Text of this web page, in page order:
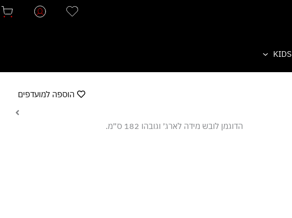
KIDS
הוספה למועדפים
הדוגמן לובש מידה לארג׳ וגובהו 182 ס״מ.